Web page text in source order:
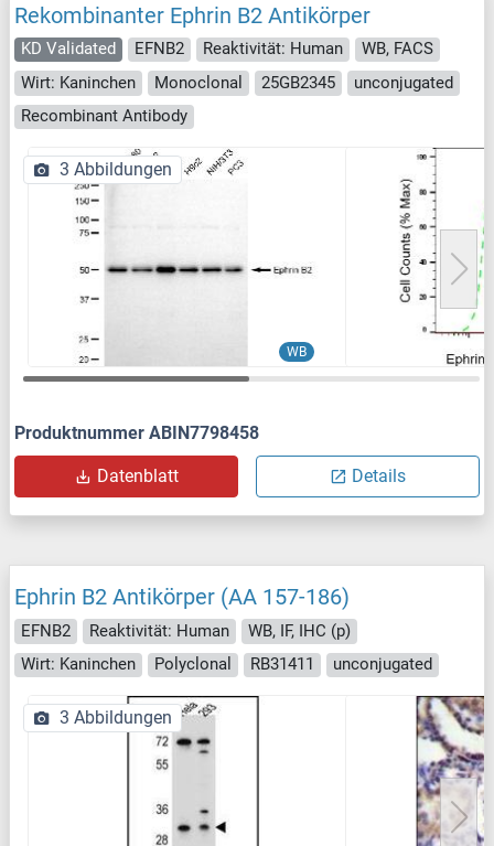
Rekombinanter Ephrin B2 Antikörper
KD Validated EFNB2 Reaktivität: Human
WB, FACS
Wirt: Kaninchen
Monoclonal 25GB2345
unconjugated
Recombinant Antibody
WB
3 Abbildungen
Produktnummer ABIN7798458
Datenblatt Details
Ephrin B2 Antikörper (AA 157-186)
EFNB2 Reaktivität: Human
WB, IF, IHC (p)
Wirt: Kaninchen
Polyclonal RB31411 unconjugated
3 Abbildungen